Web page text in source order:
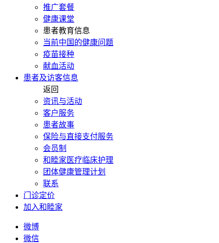
推广套餐
健康课堂
患者教育信息
当前中国的健康问题
疫苗接种
献血活动
患者及访客信息
返回
资讯与活动
客户服务
患者故事
保险与直接支付服务
会员制
和睦家医疗临床护理
团体健康管理计划
联系
门诊定价
加入和睦家
微博
微信